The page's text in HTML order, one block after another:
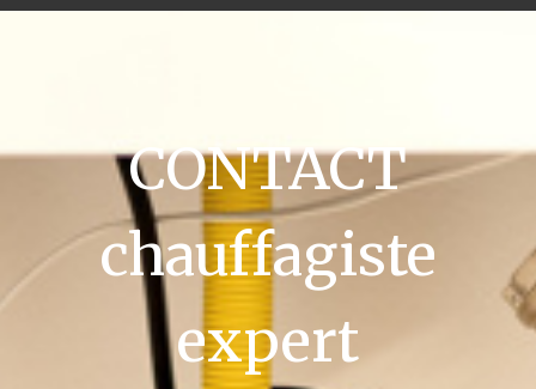
CONTACT
chauffagiste
expert